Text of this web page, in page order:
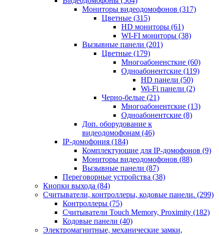
Мониторы видеодомофонов (317)
Цветные (315)
HD мониторы (61)
WI-FI мониторы (38)
Вызывные панели (201)
Цветные (179)
Многоабоненсткие (60)
Одноабонентские (119)
HD панели (50)
Wi-Fi панели (2)
Черно-белые (21)
Многоабонентские (13)
Одноабонентские (8)
Доп. оборудование к
видеодомофонам (46)
IP-домофония (184)
Комплектующие для IP-домофонов (9)
Мониторы видеодомофонов (88)
Вызывные панели (87)
Переговорные устройства (38)
Кнопки выхода (84)
Считыватели, контроллеры, кодовые панели. (299)
Контроллеры (75)
Считыватели Touch Memory, Proximity (182)
Кодовые панели (40)
Электромагнитные, механические замки,